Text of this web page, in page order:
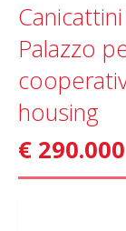
Immobili In
Immobili
La Nostra
Staff
Servizi
Mutui
Marketing
Home Staging
Blog
Contattaci
Palazzo
housing
€ 290.000